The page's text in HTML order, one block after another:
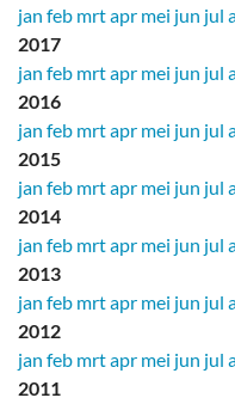
jan feb mrtapr mei jun jul
2017
jan feb mrtapr mei jun jul
2016
jan feb mrtapr mei jun jul
2015
jan feb mrtapr mei jun jul
2014
jan feb mrtapr mei jun jul
2013
jan feb mrtapr mei jun jul
2012
jan feb mrtapr mei jun jul
2011